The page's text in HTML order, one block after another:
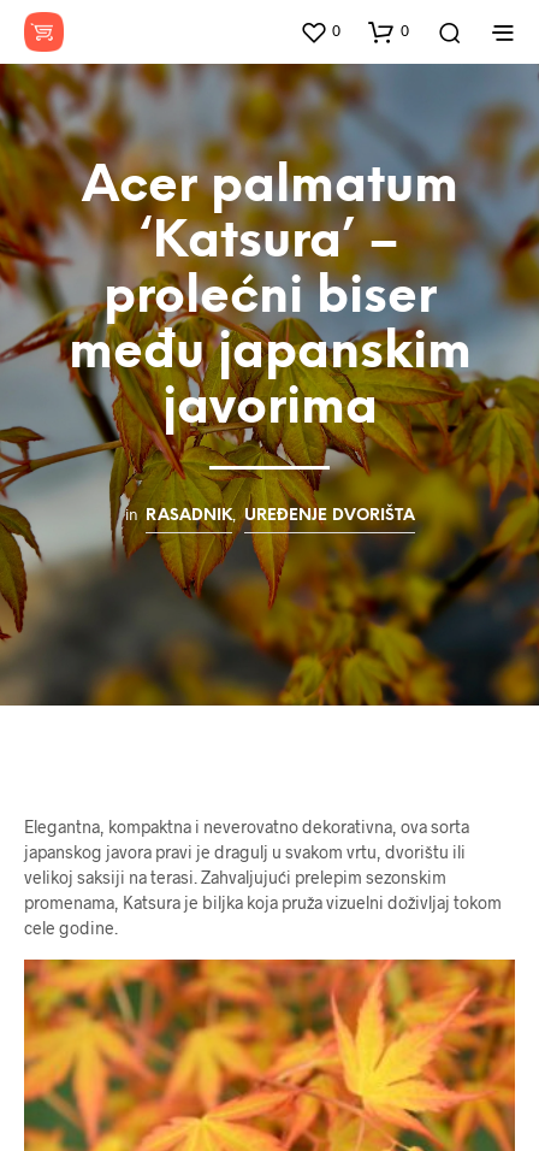
0 0
Acer palmatum
‘Katsura’ –
prolećni biser
među japanskim
javorima
in RASADNIK, UREĐENJE DVORIŠTA
Elegantna, kompaktna i neverovatno dekorativna, ova sorta
japanskog javora pravi je dragulj u svakom vrtu, dvorištu ili
velikoj saksiji na terasi. Zahvaljujući prelepim sezonskim
promenama, Katsura je biljka koja pruža vizuelni doživljaj tokom
cele godine.